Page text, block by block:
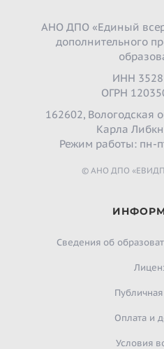
АНО ДПО «Единый
дополнительного
ИНН
ОГРН
162602, Вологодская
Карла
Режим работы: пн-
© АНО ДПО
Сведения об
Оплата и
Условия